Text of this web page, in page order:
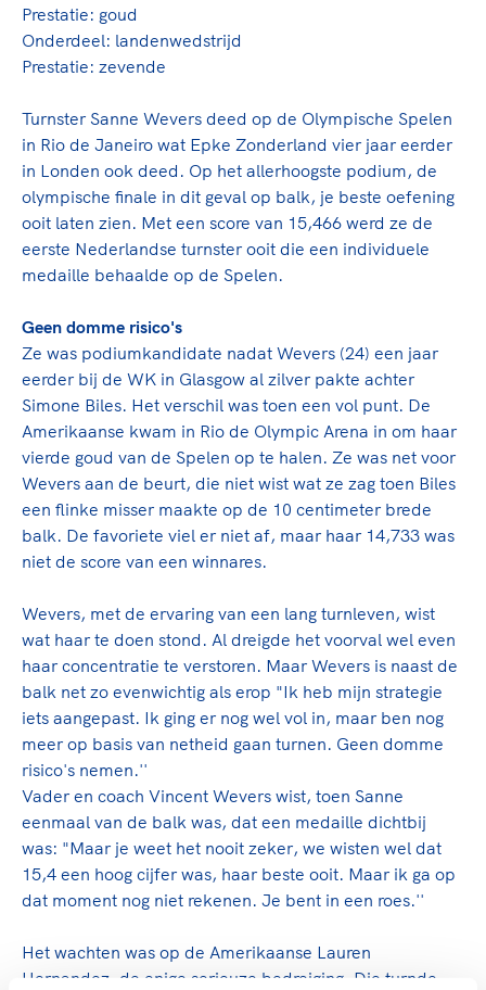
Sport verenigt. Op sportclubs, pleintjes, tijdens
een rondje fietsen, door samen te skaten of naar
de sportschool te gaan. Door samen te juichen
Groot en het Nederlands Elftal. Of met trots te
genieten van de karatewedstrijd van je dochter,
de halve marathon van je moeder of de
hockeywedstrijd van je buurjongen.
Lees verder
Clubondersteuning
Beroepskrachten
Samen voor een veilige
sportomgeving
Voor welk gedrag staat de club? Wat mag wel
langs de lijn, in de kleedkamer, kantine en online?
En wat mag vooral niet? Een gedragscode geeft
hier richting aan en is dus een belangrijk
ongewenst gedrag.
Lees verder
De TeamNL Academie
ontwikkelprogramma voor de volgende functies
binnen TeamNL programma's: experts, coaches,
bestuurders, (technisch) directeuren, managers en
toekomstig kader.
Lees verder
Prestatie: goud
Onderdeel: landenwedstrijd
Prestatie: zevende
Turnster Sanne Wevers deed op de Olympische Spelen
in Rio de Janeiro wat Epke Zonderland vier jaar eerder
in Londen ook deed. Op het allerhoogste podium, de
olympische finale in dit geval op balk, je beste oefening
ooit laten zien. Met een score van 15,466 werd ze de
eerste Nederlandse turnster ooit die een individuele
medaille behaalde op de Spelen.
Geen domme risico's
Ze was podiumkandidate nadat Wevers (24) een jaar
eerder bij de WK in Glasgow al zilver pakte achter
Simone Biles. Het verschil was toen een vol punt. De
Amerikaanse kwam in Rio de Olympic Arena in om haar
vierde goud van de Spelen op te halen. Ze was net voor
Wevers aan de beurt, die niet wist wat ze zag toen Biles
een flinke misser maakte op de 10 centimeter brede
balk. De favoriete viel er niet af, maar haar 14,733 was
niet de score van een winnares.
Wevers, met de ervaring van een lang turnleven, wist
wat haar te doen stond. Al dreigde het voorval wel even
haar concentratie te verstoren. Maar Wevers is naast de
balk net zo evenwichtig als erop "Ik heb mijn strategie
iets aangepast. Ik ging er nog wel vol in, maar ben nog
meer op basis van netheid gaan turnen. Geen domme
risico's nemen.''
Vader en coach Vincent Wevers wist, toen Sanne
eenmaal van de balk was, dat een medaille dichtbij
was: "Maar je weet het nooit zeker, we wisten wel dat
15,4 een hoog cijfer was, haar beste ooit. Maar ik ga op
dat moment nog niet rekenen. Je bent in een roes.''
Het wachten was op de Amerikaanse Lauren
Hernandez, de enige serieuze bedreiging. Die turnde